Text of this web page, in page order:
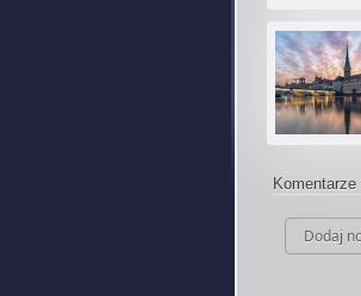
Komentarze
Dodaj